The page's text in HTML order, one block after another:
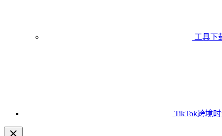
工具下
TikTok跨境